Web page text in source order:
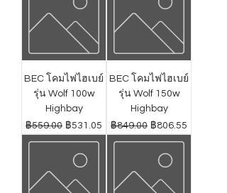
BEC โคมไฟไฮเบย์
รุ่น Wolf 100w
Highbay
ราคาปกติ
฿559.00 ราคาขายลด
฿531.05
BEC โคมไฟไฮเบย์
รุ่น Wolf 150w
Highbay
ราคาปกติ
฿849.00 ราคาขายลด
฿806.55